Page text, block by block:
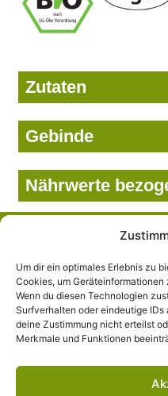
Um dir ein optimales Erlebnis zu
Cookies, um
Wenn du diesen Technologien
Surfverhalten oder eindeutige IDs
deine Zustimmung nicht erteilst
Merkmale und Funktionen
Zutaten
Gebinde
Nährwerte
Wir setzen uns ein...
… für das Wohl der Natur,
Und das schon seit über
hochwertige Bio-Säfte,
in bester Qualität.
© 2026 Beutelsbacher
Stellenangebote